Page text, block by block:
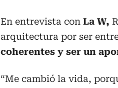
En entrevista con La W,
arquitectura por ser
coherentes y ser un
“Me cambió la vida,